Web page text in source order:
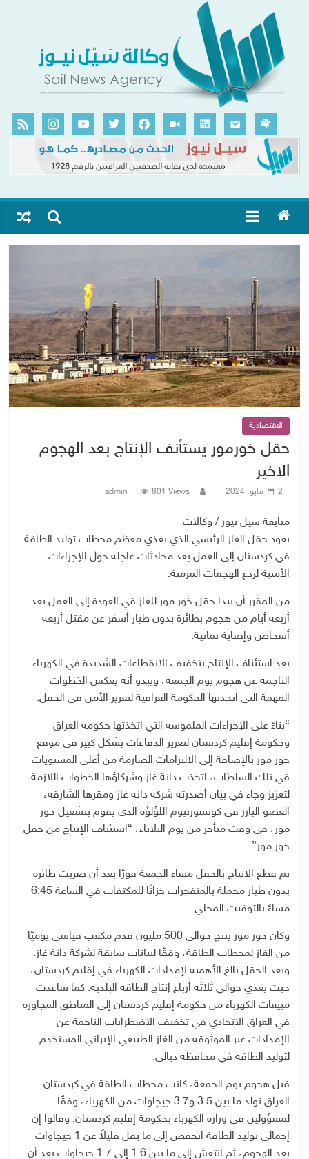
الاقتصادية
حقل خورمور يستأنف الإنتاج بعد الهجوم
الاخير
2 مايو، 2024 admin 801 Views
متابعة سيل نيوز / وكالات
يعود حقل الغاز الرئيسي الذي يغذي معظم محطات توليد الطاقة
في كردستان إلى العمل بعد محادثات عاجلة حول الإجراءات
الأمنية لردع الهجمات المزمنة.
من المقرر أن يبدأ حقل خور مور للغاز في العودة إلى العمل بعد
أربعة أيام من هجوم بطائرة بدون طيار أسفر عن مقتل أربعة
أشخاص وإصابة ثمانية.
يعد استئناف الإنتاج بتخفيف الانقطاعات الشديدة في الكهرباء
الناجمة عن هجوم يوم الجمعة، ويبدو أنه يعكس الخطوات
المهمة التي اتخذتها الحكومة العراقية لتعزيز الأمن في الحقل.
“بناءً على الإجراءات الملموسة التي اتخذتها حكومة العراق
وحكومة إقليم كردستان لتعزيز الدفاعات بشكل كبير في موقع
خور مور بالإضافة إلى الالتزامات الصارمة من أعلى المستويات
في تلك السلطات، اتخذت دانة غاز وشركاؤها الخطوات اللازمة
لتعزيز وجاء في بيان أصدرته شركة دانة غاز ومقرها الشارقة،
العضو البارز في كونسورتيوم اللؤلؤة الذي يقوم بتشغيل خور
مور، في وقت متأخر من يوم الثلاثاء، “استئناف الإنتاج من حقل
خور مور”.
تم قطع الانتاج بالحقل مساء الجمعة فورًا بعد أن ضربت طائرة
بدون طيار محملة بالمتفجرات خزانًا للمكثفات في الساعة 6:45
مساءً بالتوقيت المحلي.
وكان خور مور ينتج حوالي 500 مليون قدم مكعب قياسي يوميًا
من الغاز لمحطات الطاقة، وفقًا لبيانات سابقة لشركة دانة غاز.
ويعد الحقل بالغ الأهمية لإمدادات الكهرباء في إقليم كردستان،
حيث يغذي حوالي ثلاثة أرباع إنتاج الطاقة البلدية. كما ساعدت
مبيعات الكهرباء من حكومة إقليم كردستان إلى المناطق المجاورة
في العراق الاتحادي في تخفيف الاضطرابات الناجمة عن
الإمدادات غير الموثوقة من الغاز الطبيعي الإيراني المستخدم
لتوليد الطاقة في محافظة ديالى.
قبل هجوم يوم الجمعة، كانت محطات الطاقة في كردستان
العراق تولد ما بين 3.5 و3.7 جيجاوات من الكهرباء، وفقًا
لمسؤولين في وزارة الكهرباء بحكومة إقليم كردستان. وقالوا إن
إجمالي توليد الطاقة انخفض إلى ما يقل قليلاً عن 1 جيجاوات
بعد الهجوم، ثم انتعش إلى ما بين 1.6 إلى 1.7 جيجاوات بعد أن